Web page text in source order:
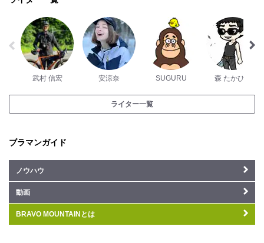
武村 信宏 安涼奈 SUGURU 森 たかひろ
ライター一覧
ブラマンガイド
ノウハウ
動画
BRAVO MOUNTAINとは